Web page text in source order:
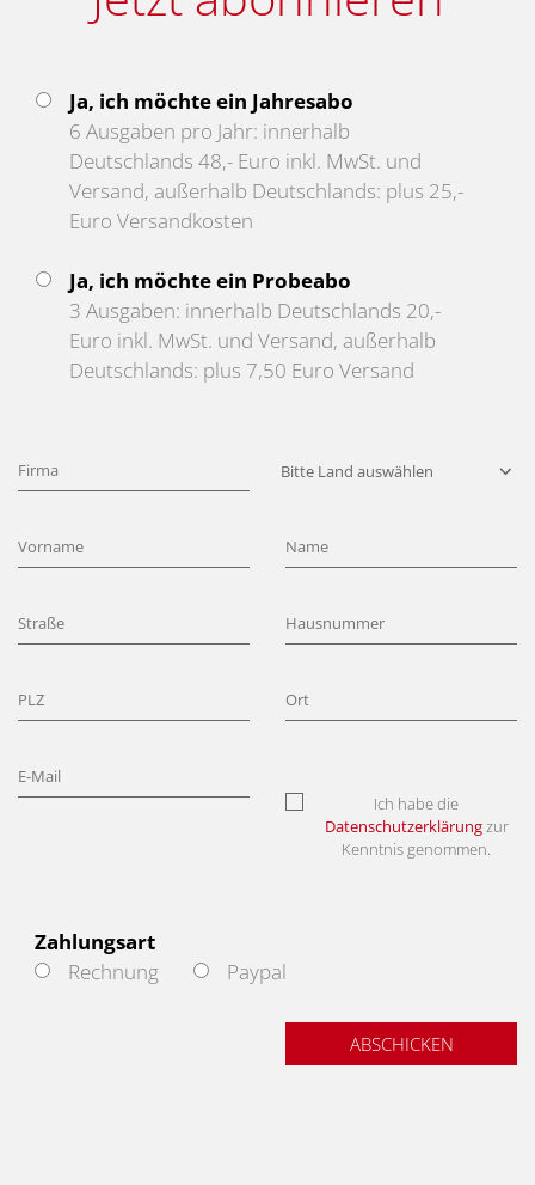
Ja, ich möchte ein Jahresabo
6 Ausgaben pro Jahr: innerhalb
Deutschlands 48,- Euro inkl. MwSt. und
Versand, außerhalb Deutschlands: plus 25,-
Euro Versandkosten
Ja, ich möchte ein Probeabo
3 Ausgaben: innerhalb Deutschlands 20,-
Euro inkl. MwSt. und Versand, außerhalb
Deutschlands: plus 7,50 Euro Versand
Ich habe die
Datenschutzerklärungzur
Kenntnis genommen.
Zahlungsart
Rechnung
Paypal
ABSCHICKEN